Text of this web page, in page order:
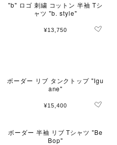
"b" ロゴ 刺繍 コットン 半袖 Tシ
ャツ "b. style"
¥13,750
ボーダー リブ タンクトップ "Igu
ane"
¥15,400
ボーダー 半袖 リブ Tシャツ "Be
Bop"